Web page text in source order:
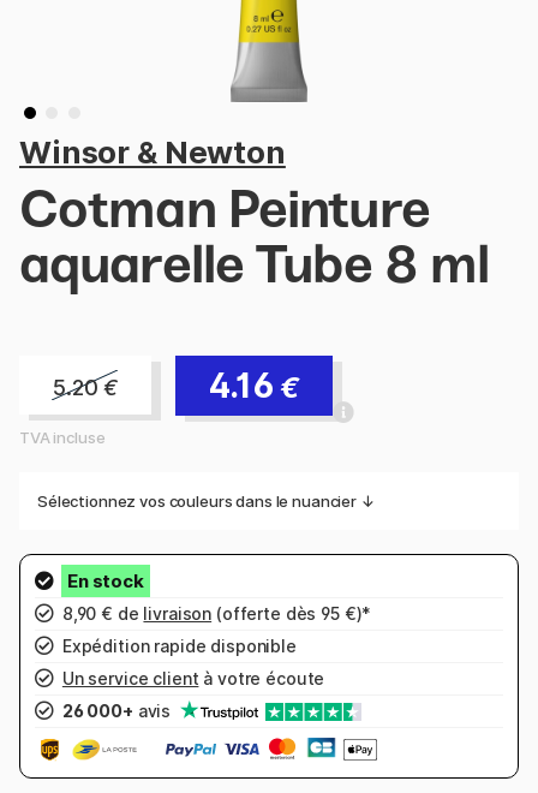
Winsor & Newton
Cotman Peinture
aquarelle Tube 8 ml
5.20€ 4.16 €
TVA incluse
Sélectionnez vos couleurs dans le nuancier ↓
8,90 € de livraison (offerte dès 95 €)*
Expédition rapide disponible
Un service client à votre écoute
26 000+ avis